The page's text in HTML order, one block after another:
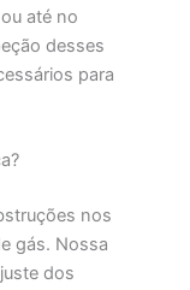
até no
desses
para
nos
gás. Nossa
dos